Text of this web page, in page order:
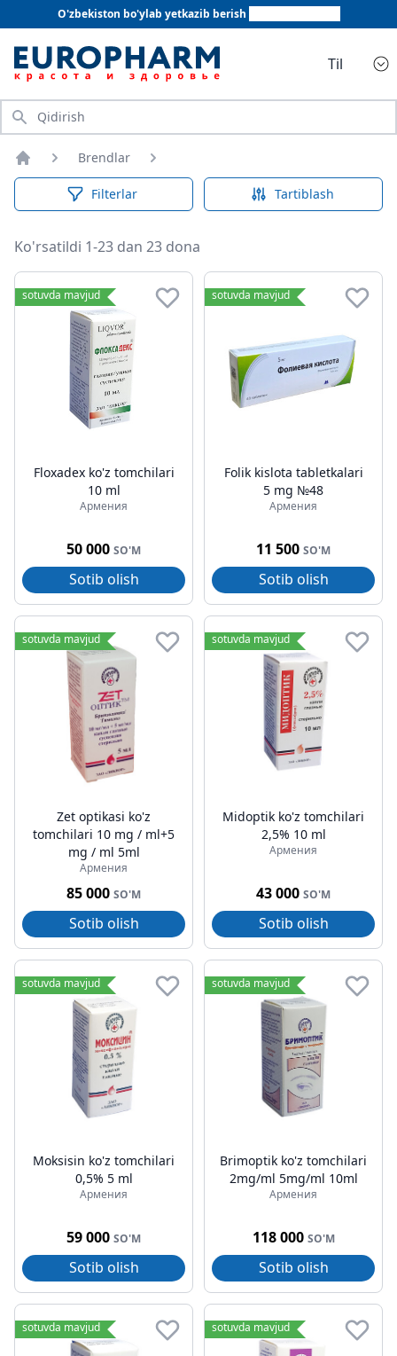
O'zbekiston bo'ylab yetkazib berish
Til
Qidirish
Bosh sahifa
Brendlar
Filterlar Tartiblash
Ko'rsatildi 1-23 dan 23 dona
sotuvda mavjud
Floxadex ko'z tomchilari
10 ml
Армения
50 000 SO'M
Sotib olish
sotuvda mavjud
Folik kislota tabletkalari
5 mg №48
Армения
11 500 SO'M
Sotib olish
sotuvda mavjud
Zet optikasi ko'z
tomchilari 10 mg / ml+5
mg / ml 5ml
Армения
85 000 SO'M
Sotib olish
sotuvda mavjud
Midoptik ko'z tomchilari
2,5% 10 ml
Армения
43 000 SO'M
Sotib olish
sotuvda mavjud
Moksisin ko'z tomchilari
0,5% 5 ml
Армения
59 000 SO'M
Sotib olish
sotuvda mavjud
Brimoptik ko'z tomchilari
2mg/ml 5mg/ml 10ml
Армения
118 000 SO'M
Sotib olish
sotuvda mavjud sotuvda mavjud